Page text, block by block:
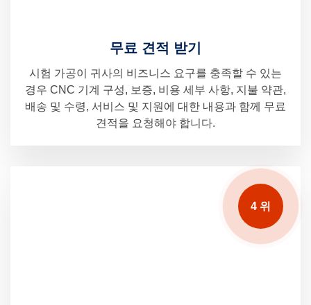
무료 견적 받기
시험 가공이 귀사의 비즈니스 요구를 충족할 수 있는
경우 CNC 기계 구성, 보증, 비용 세부 사항, 지불 약관,
배송 및 수령, 서비스 및 지원에 대한 내용과 함께 무료
견적을 요청해야 합니다.
4 위